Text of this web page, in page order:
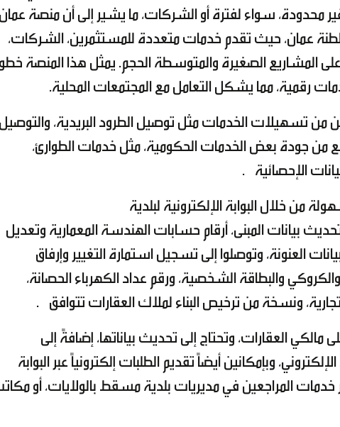
محدودة، سواء لفترة أو الشركات، ما يشير إلى أن منصة
عمان، حيث تقدم خدمات متعددة للمستثمرين، الشركات،
المشاريع الصغيرة والمتوسطة الحجم. يمثل هذا المنصة
رقمية، مما يشكل التعامل مع المجتمعات المحلية.
من تسهيلات الخدمات مثل توصيل الطرود البريدية،
من جودة بعض الخدمات الحكومية، مثل خدمات الطوارئ،
الإحصائية .
من خلال البوابة الإلكترونية لبلدية
بيانات المبنى، أرقام حسابات الهندسة المعمارية وتعديل
العنونة، وتوصلوا إلى تسجيل استمارة التغيير وإرفاق
والبطاقة الشخصية، ورقم عداد الكهرباء الحصانة،
ونسخة من ترخيص البناء لملاك العقارات تتوافق .
العقارات، وتحتاج إلى تحديث بياناتها، إضافةً إلى
وبإمكانين أيضاً تقديم الطلبات إلكترونياً عبر البوابة
خدمات المراجعين في مديريات بلدية مسقط بالولايات، أو